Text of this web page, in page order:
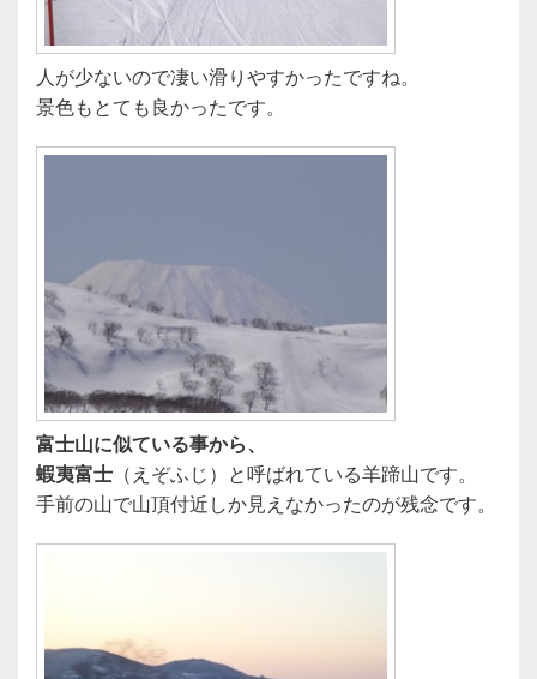
人が少ないので凄い滑りやすかったですね。
景色もとても良かったです。
富士山に似ている事から、
蝦夷富士 （えぞふじ）と呼ばれている羊蹄山です。
手前の山で山頂付近しか見えなかったのが残念です。